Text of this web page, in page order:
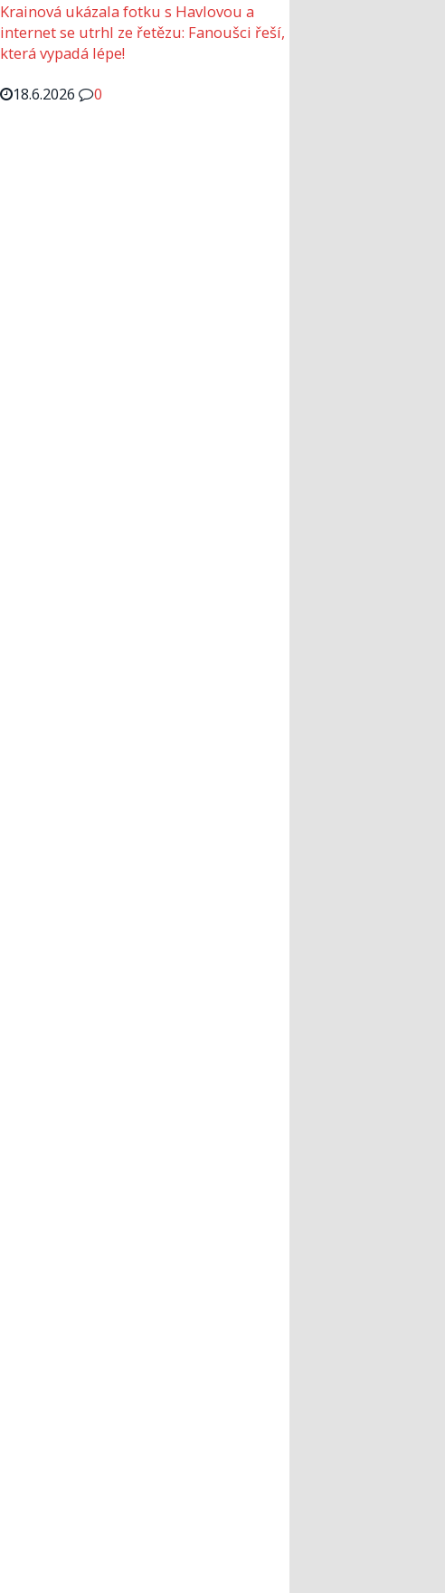
Krainová ukázala fotku s Havlovou a
internet se utrhl ze řetězu: Fanoušci řeší,
která vypadá lépe!
18.6.2026
0